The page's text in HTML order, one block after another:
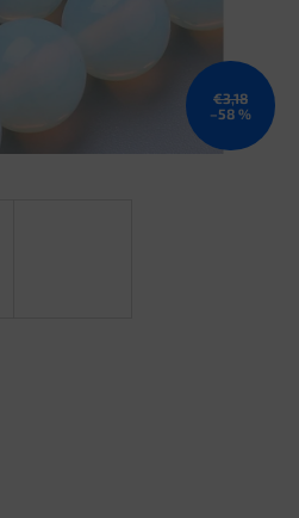
€3,18
–58 %